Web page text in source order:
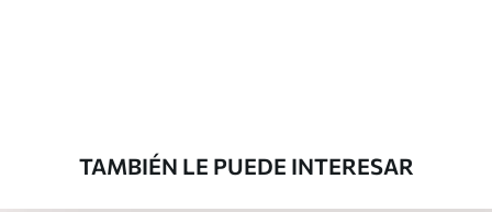
TAMBIÉN LE PUEDE INTERESAR